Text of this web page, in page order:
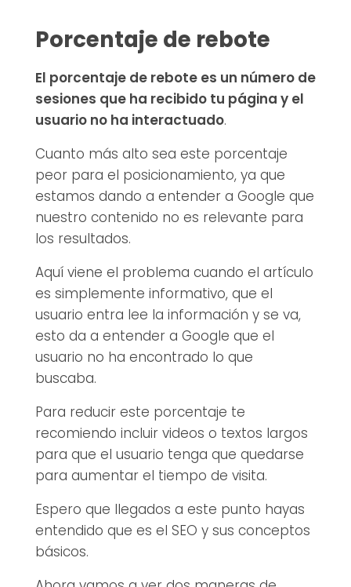
Porcentaje de rebote
El porcentaje de rebote es un número de
sesiones que ha recibido tu página y el
usuario no ha interactuado.
Cuanto más alto sea este porcentaje
peor para el posicionamiento, ya que
estamos dando a entender a Google que
nuestro contenido no es relevante para
los resultados.
Aquí viene el problema cuando el artículo
es simplemente informativo, que el
usuario entra lee la información y se va,
esto da a entender a Google que el
usuario no ha encontrado lo que
buscaba.
Para reducir este porcentaje te
recomiendo incluir videos o textos largos
para que el usuario tenga que quedarse
para aumentar el tiempo de visita.
Espero que llegados a este punto hayas
entendido que es el SEO y sus conceptos
básicos.